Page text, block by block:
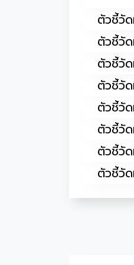
ตัวชี้วั
ตัวชี้วั
ตัวชี้วั
ตัวชี้วั
ตัวชี้วั
ตัวชี้วั
ตัวชี้วั
ตัวชี้วั